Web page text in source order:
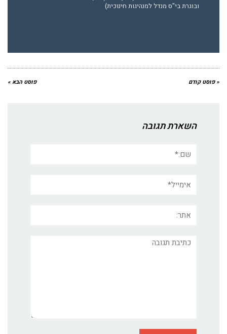
ובוגרת בי"ס מנדל למנהיגות חינוכית)
« פוסט קודם פוסט הבא »
השארת תגובה
תגובה